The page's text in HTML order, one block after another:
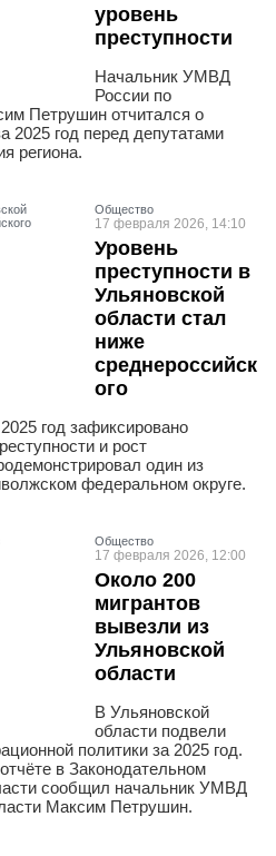
уровень
преступности
Начальник УМВД
России по
Петрушин отчитался о
2025 год перед депутатами
региона.
Общество
17 февраля 2026, 14:10
Уровень
преступности в
Ульяновской
области стал
ниже
среднероссийск
ого
год зафиксировано
и рост
один из
федеральном округе.
Общество
17 февраля 2026, 12:00
Около 200
мигрантов
вывезли из
Ульяновской
области
В Ульяновской
области подвели
политики за 2025 год.
в Законодательном
сообщил начальник УМВД
Максим Петрушин.